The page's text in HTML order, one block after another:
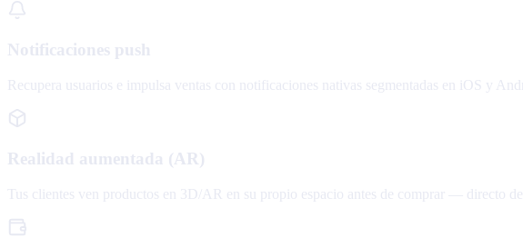
Notificaciones push
Recupera usuarios e impulsa ventas con notificaciones nativas segmentadas en iOS y
Realidad aumentada (AR)
Tus clientes ven productos en 3D/AR en su propio espacio antes de comprar — directo